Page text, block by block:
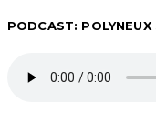
PODCAST: